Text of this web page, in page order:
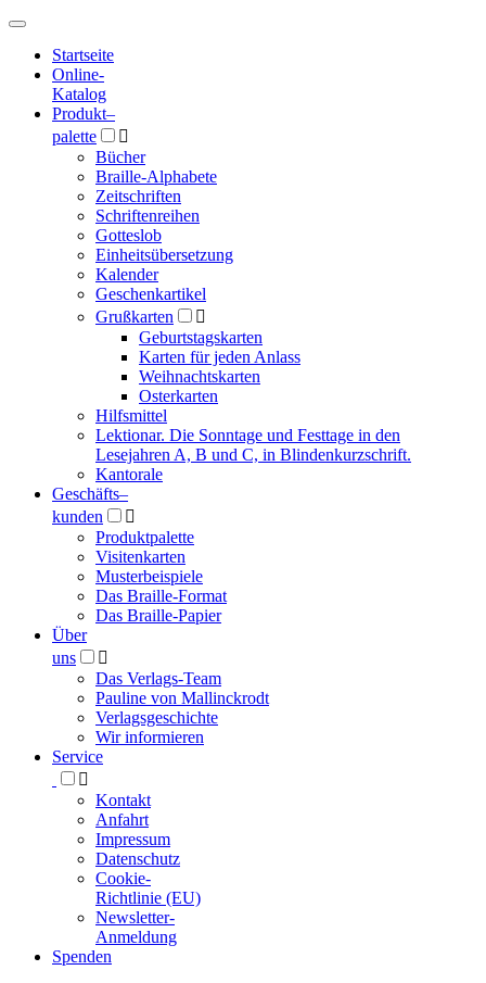
Hauptmenü
Hauptmenü
Startseite
Online-
Katalog
Produkt–
palette

Bücher
Braille-Alphabete
Zeitschriften
Schriftenreihen
Gotteslob
Einheitsübersetzung
Kalender
Geschenkartikel
Grußkarten

Geburtstagskarten
Karten für jeden Anlass
Weihnachtskarten
Osterkarten
Hilfsmittel
Lektionar. Die Sonntage und Festtage in den
Lesejahren A, B und C, in Blindenkurzschrift.
Kantorale
Geschäfts­–
kunden

Produktpalette
Visitenkarten
Musterbeispiele
Das Braille-Format
Das Braille-Papier
Über
uns

Das Verlags-Team
Pauline von Mallinckrodt
Verlagsgeschichte
Wir informieren
Service

Kontakt
Anfahrt
Impressum
Datenschutz
Cookie-
Richtlinie (EU)
Newsletter-
Anmeldung
Spenden